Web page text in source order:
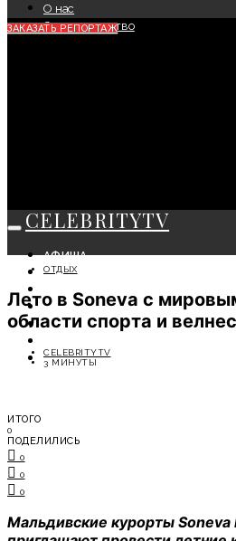
О нас
Сотрудничество
ЗАКАЗАТЬ РЕПОРТАЖ
CELEBRITYTV
АФИША
СОБЫТИЯ
КРАСОТА
МОДА
ЛИЧНОСТЬ
СОВЕТЫ ЭКСПЕРТОВ
ОТДЫХ
Лето в Soneva с
области спорта и
CELEBRITYTV
3 МИНУТЫ
ИТОГО
0
ПОДЕЛИЛИСЬ
0
0
0
Мальдивские курорты Soneva